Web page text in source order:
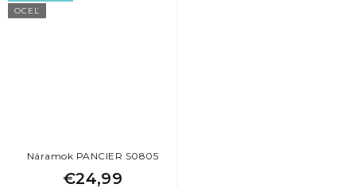
OCEĽ
Náramok PANCIER S0805
€24,99